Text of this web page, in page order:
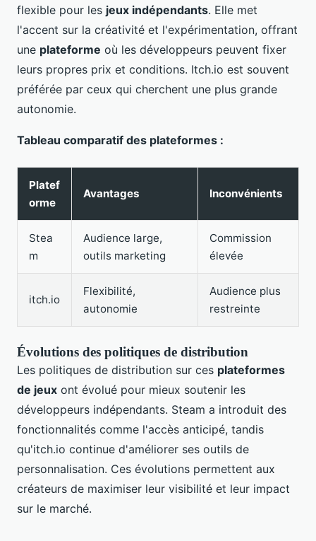
flexible pour les jeux indépendants. Elle met
l'accent sur la créativité et l'expérimentation, offrant
une plateforme où les développeurs peuvent fixer
leurs propres prix et conditions. Itch.io est souvent
préférée par ceux qui cherchent une plus grande
autonomie.
Tableau comparatif des plateformes :
Platef
orme
Avantages Inconvénients
Stea
m
Audience large,
outils marketing
Commission
élevée
itch.io
Flexibilité,
autonomie
Audience plus
restreinte
Évolutions des politiques de distribution
Les politiques de distribution sur ces plateformes
de jeux ont évolué pour mieux soutenir les
développeurs indépendants. Steam a introduit des
fonctionnalités comme l'accès anticipé, tandis
qu'itch.io continue d'améliorer ses outils de
personnalisation. Ces évolutions permettent aux
créateurs de maximiser leur visibilité et leur impact
sur le marché.